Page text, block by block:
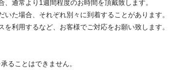
通常より1週間程度のお時間を頂戴致します。
た場合、それぞれ別々に到着することがあります。
利用するなど、お客様でご対応をお願い致します。
ることはできません。